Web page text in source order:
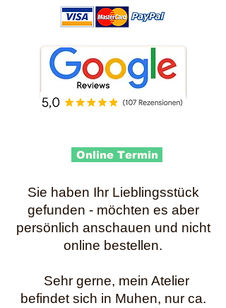
Online Termin
Sie haben Ihr Lieblingsstück
gefunden - möchten es aber
persönlich anschauen und nicht
online bestellen.
Sehr gerne, mein Atelier
befindet sich in Muhen, nur ca.